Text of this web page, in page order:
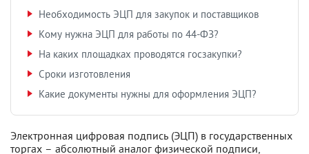
Необходимость ЭЦП для закупок и поставщиков
Кому нужна ЭЦП для работы по 44-ФЗ?
На каких площадках проводятся госзакупки?
Сроки изготовления
Какие документы нужны для оформления ЭЦП?
Электронная цифровая подпись (ЭЦП) в государственных
торгах – абсолютный аналог физической подписи,